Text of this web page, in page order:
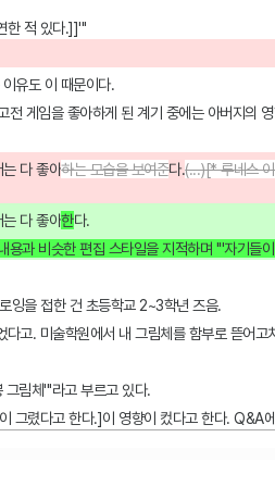
적 있다.]]'''
유도 이 때문이다.
게임을 좋아하게 된 계기 중에는 아버지의
다 좋아하는 모습을 보여준다.(...)[* 루네스
다 좋아한다.
과 비슷한 편집 스타일을 지적하며 '''자기들
잉을 접한 건 초등학교 2~3학년 즈음.
고. 미술학원에서 내 그림체를 함부로 뜯어고
림체'''라고 부르고 있다.
렸다고 한다.]이 영향이 컸다고 한다.